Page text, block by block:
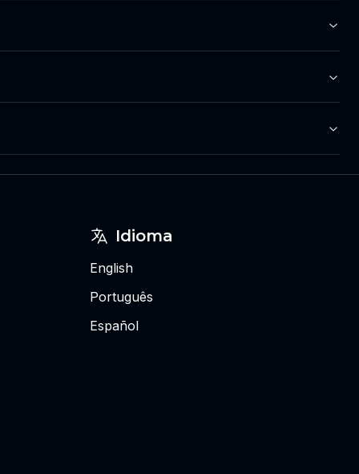
Idioma
English
Português
Español